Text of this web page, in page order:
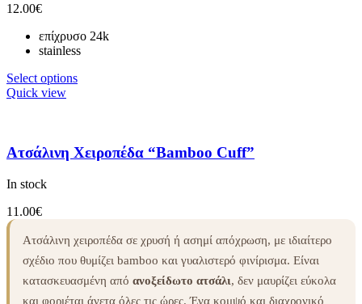
12.00€
επίχρυσο 24k
stainless
Select options
Quick view
Ατσάλινη Χειροπέδα “Bamboo Cuff”
In stock
11.00€
Ατσάλινη χειροπέδα σε χρυσή ή ασημί απόχρωση, με ιδιαίτερο
σχέδιο που θυμίζει bamboo και γυαλιστερό φινίρισμα. Είναι
κατασκευασμένη από ανοξείδωτο ατσάλι, δεν μαυρίζει εύκολα
και φοριέται άνετα όλες τις ώρες. Ένα κομψό και διαχρονικό